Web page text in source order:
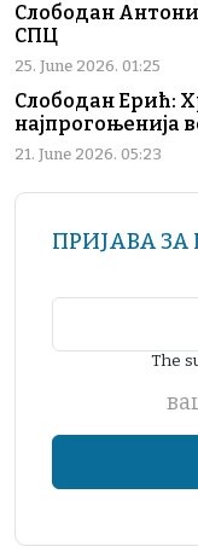
Слободан
СПЦ
25. June 2026. 01:25
Слободан Ерић:
најпрогоњенија
21. June 2026. 05:23
ПРИЈАВА ЗА
The